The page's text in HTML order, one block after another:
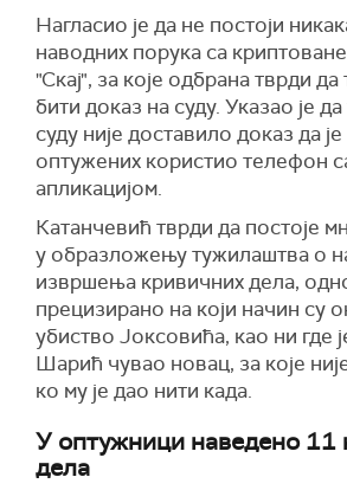
Нагласио је да не постоји
наводних порука са
"Скај", за које одбрана тврди
бити доказ на суду. Указао је
суду није доставило доказ да
оптужених користио телефон
апликацијом.
Катанчевић тврди да постоје
у образложењу тужилаштва о
извршења кривичних дела,
прецизирано на који начин су
убиство Јоксовића, као ни где
Шарић чувао новац, за које
ко му је дао нити када.
У оптужници наведено 11
дела